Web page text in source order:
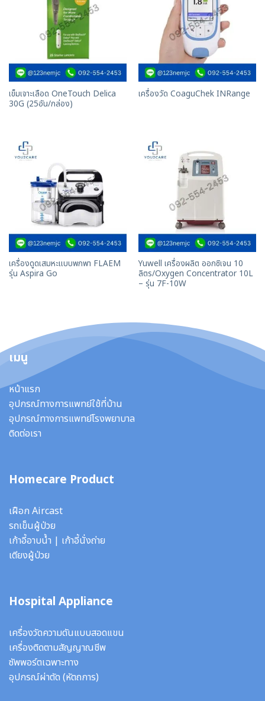
เข็มเจาะเลือด OneTouch Delica
30G (25อัน/กล่อง)
เครื่องวัด CoaguChek INRange
เครื่องดูดเสมหะแบบพกพา FLAEM
รุ่น Aspira Go
Yuwell เครื่องผลิต ออกซิเจน 10
ลิตร/Oxygen Concentrator 10L
– รุ่น 7F-10W
เมนู
หน้าแรก
อุปกรณ์ทางการแพทย์ใช้ที่บ้าน
อุปกรณ์ทางการแพทย์โรงพยาบาล
ติดต่อเรา
Homecare Product
เฝือก Aircast
รถเข็นผู้ป่วย
เก้าอี้อาบน้ำ | เก้าอี้นั่งถ่าย
เตียงผู้ป่วย
Hospital Appliance
เครื่องวัดความดันแบบสอดแขน
เครื่องติดตามสัญญาณชีพ
ซัพพอร์ตเฉพาะทาง
อุปกรณ์ผ่าตัด (หัตถการ)